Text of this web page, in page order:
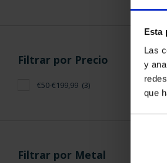
Esta
Las
y
que
Filtrar por Precio
€50-€199,99 (3)
Filtrar por Metal